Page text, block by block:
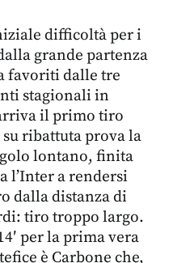
difficoltà per i
grande partenza
favoriti dalle tre
stagionali in
il primo tiro
ribattuta prova la
lontano, finita
l’Inter a rendersi
dalla distanza di
tiro troppo largo.
per la prima vera
è Carbone che,